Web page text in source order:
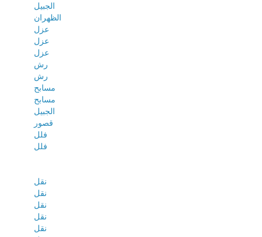
الجبيل
الظهران
عزل
عزل
عزل
رش
رش
مسابح
مسابح
الجبيل
قصور
فلل
فلل
نقل
نقل
نقل
نقل
نقل